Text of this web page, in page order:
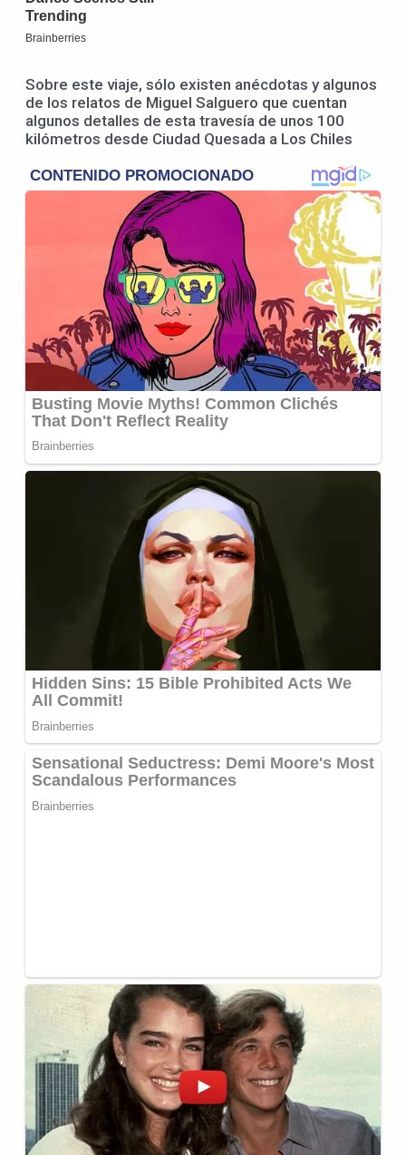
Sobre este viaje, sólo existen anécdotas y algunos
de los relatos de Miguel Salguero que cuentan
algunos detalles de esta travesía de unos 100
kilómetros desde Ciudad Quesada a Los Chiles